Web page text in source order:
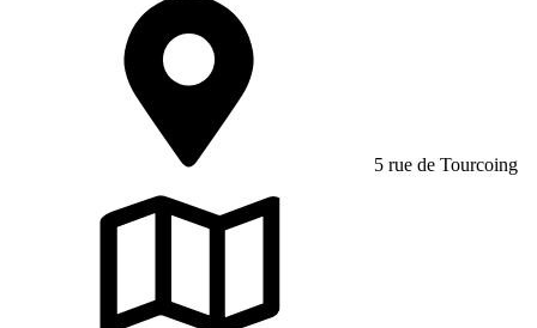
5 rue de Tourcoing